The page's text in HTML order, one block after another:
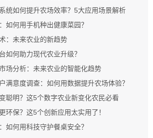
统如何提升农场效率？5大应用场景解析
如何用手机种出健康菜园？
：未来农业的新趋势
如何助力现代农业升级？
场分析：未来农业的智能化趋势
满意度调查：如何用数据提升农场体验？
聪明？这5个数字农业新变化农民必看
环保？这5个创新应用太实用了！
如何用科技守护餐桌安全？